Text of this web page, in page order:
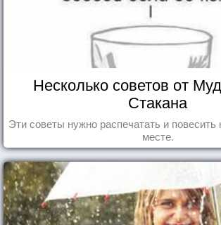
Несколько советов от
Стакана
Эти советы нужно распечатать и
месте.